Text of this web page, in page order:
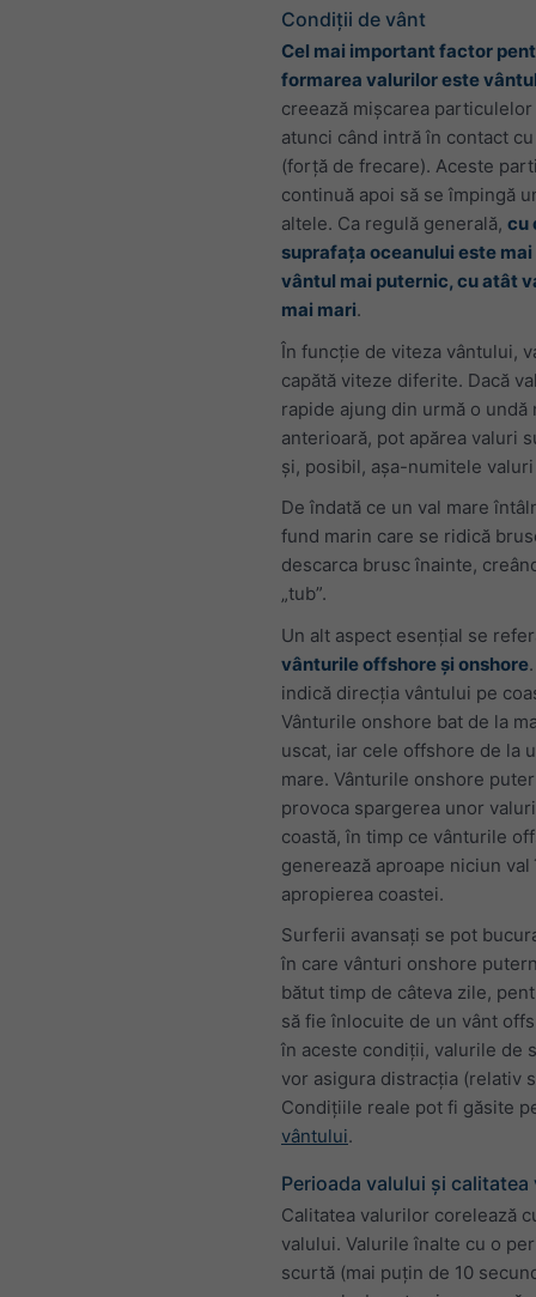
Condiții de vânt
Cel mai important factor
formarea valurilor este
creează mișcarea particulelor
atunci când intră în contact
(forță de frecare). Aceste
continuă apoi să se împingă
altele. Ca regulă generală, cu
suprafața oceanului este mai
vântul mai puternic, cu atât
mai mari.
În funcție de viteza vântului,
capătă viteze diferite. Dacă
rapide ajung din urmă o undă
anterioară, pot apărea valuri
și, posibil, așa-numitele valuri
De îndată ce un val mare
fund marin care se ridică
descarca brusc înainte,
„tub”.
Un alt aspect esențial se
vânturile offshore și onshore
indică direcția vântului pe
Vânturile onshore bat de la
uscat, iar cele offshore de la
mare. Vânturile onshore
provoca spargerea unor
coastă, în timp ce vânturile
generează aproape niciun val
apropierea coastei.
Surferii avansați se pot
în care vânturi onshore
bătut timp de câteva zile,
să fie înlocuite de un vânt
în aceste condiții, valurile de
vor asigura distracția (relativ
Condițiile reale pot fi găsite
vântului.
Perioada valului și calitatea
Calitatea valurilor corelează
valului. Valurile înalte cu o
scurtă (mai puțin de 10